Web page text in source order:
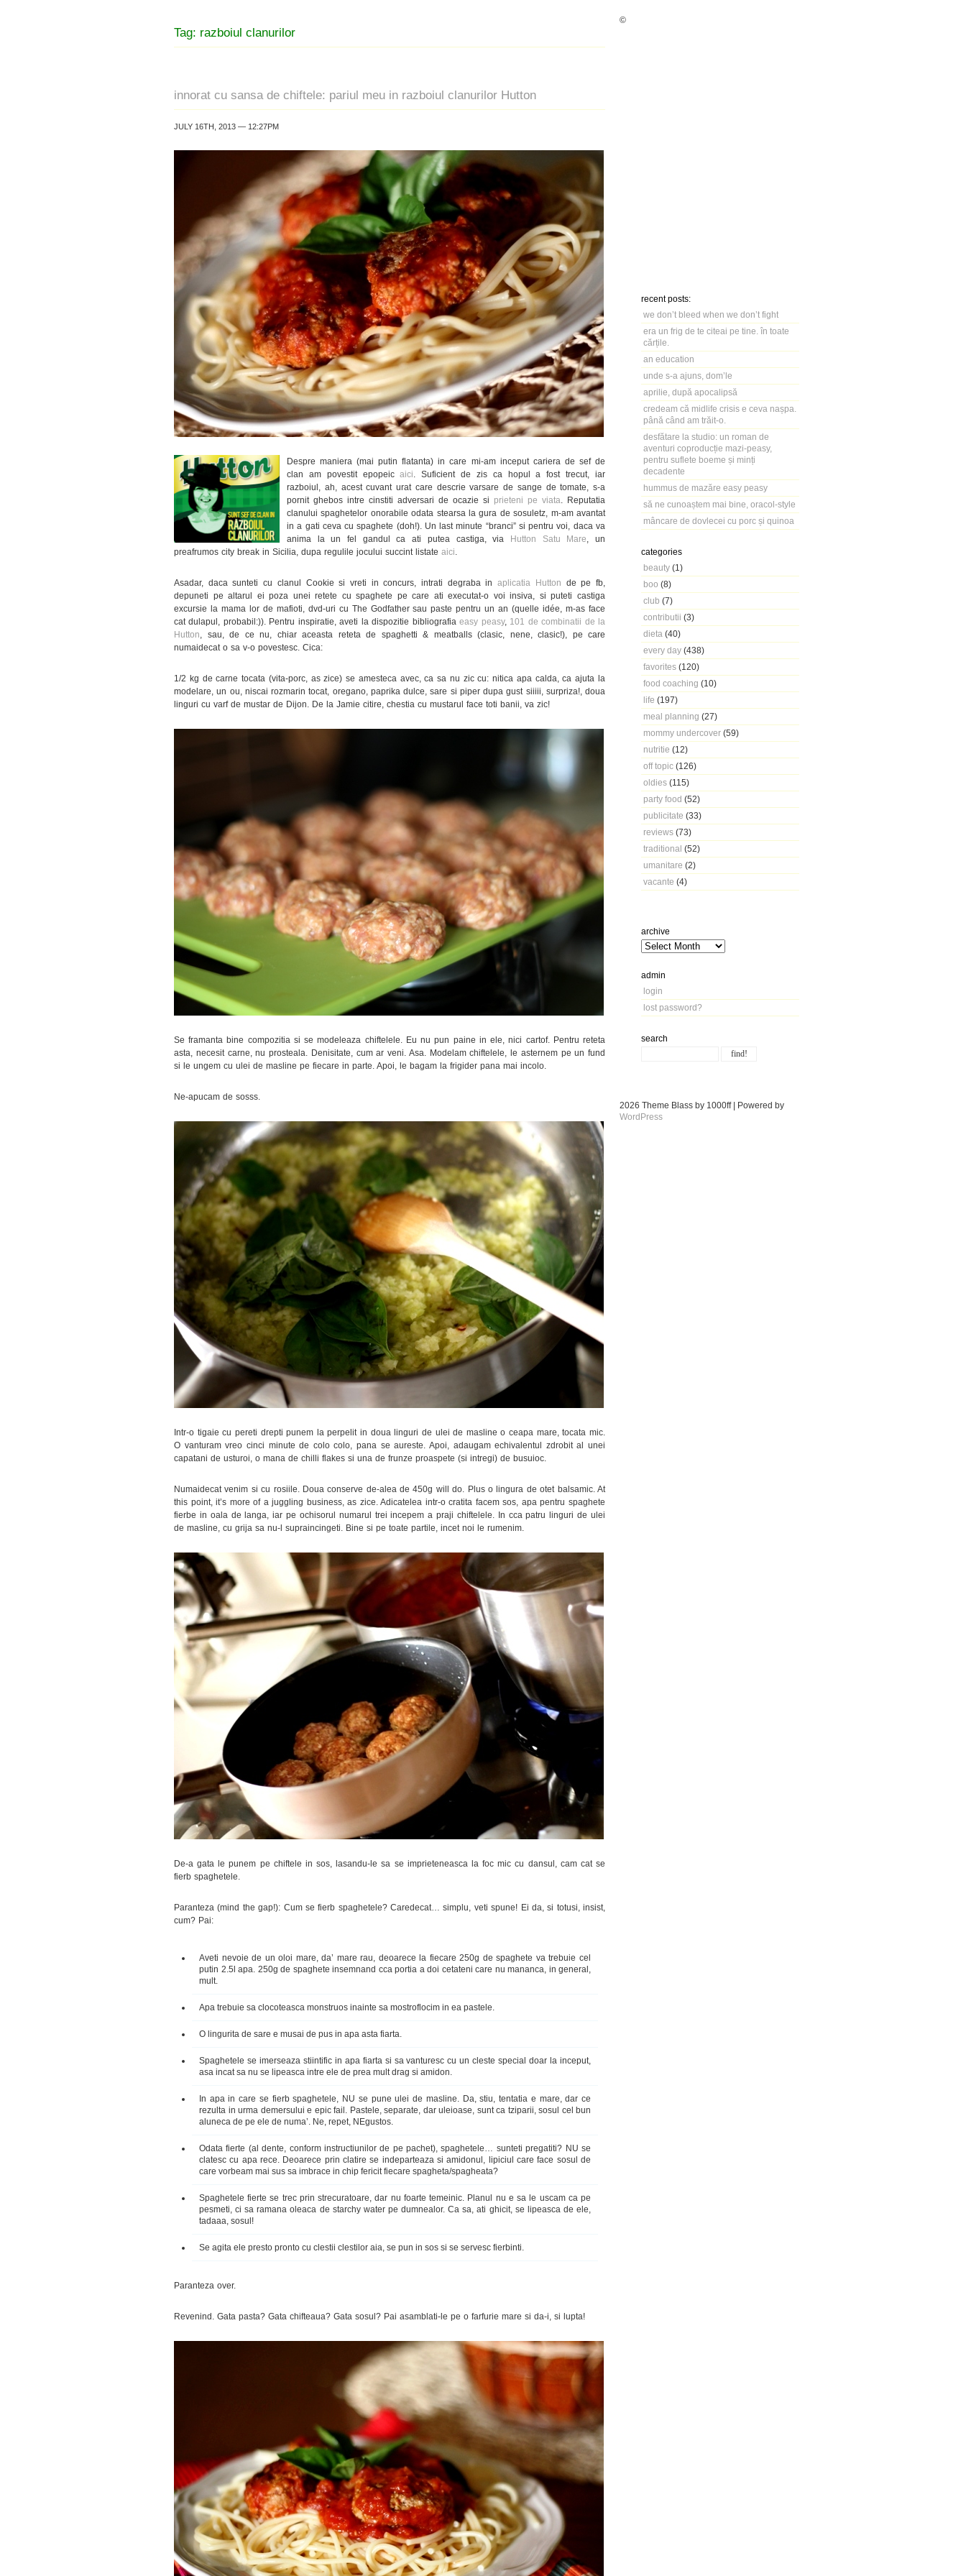
recent posts:
we don’t bleed when we don’t fight
era un frig de te citeai pe tine. în toate
cărțile.
an education
unde s-a ajuns, dom’le
aprilie, după apocalipsă
credeam că midlife crisis e ceva nașpa.
până când am trăit-o.
desfătare la studio: un roman de
aventuri coproducție mazi-peasy,
pentru suflete boeme și minți
decadente
hummus de mazăre easy peasy
să ne cunoaștem mai bine, oracol-style
mâncare de dovlecei cu porc și quinoa
categories
beauty (1)
boo (8)
club (7)
contributii (3)
dieta (40)
every day (438)
favorites (120)
food coaching (10)
life (197)
meal planning (27)
mommy undercover (59)
nutritie (12)
off topic (126)
oldies (115)
party food (52)
publicitate (33)
reviews (73)
traditional (52)
umanitare (2)
vacante (4)
archive
admin
login
lost password?
search
Tag: razboiul clanurilor
innorat cu sansa de chiftele: pariul meu in razboiul clanurilor Hutton
JULY 16TH, 2013 — 12:27PM
Despre maniera (mai putin flatanta) in care mi-am inceput cariera de sef de
clan am povestit epopeicaici
. Suficient de zis ca hopul a fost trecut, iar
razboiul, ah, acest cuvant urat care descrie varsare de sange de tomate, s-a
pornit ghebos intre cinstiti adversari de ocazie si prieteni pe viata . Reputatia
clanului spaghetelor onorabile odata stearsa la gura de sosuletz, m-am avantat
in a gati ceva cu spaghete (doh!). Un last minute “branci” si pentru voi, daca va
anima la un fel gandul ca ati putea castiga, via Hutton Satu Mare
, un
preafrumos city break in Sicilia, dupa regulile jocului succint listate aici
Asadar, daca sunteti cu clanul Cookie si vreti in concurs, intrati degraba inaplicatia Hutton de pe fb,
depuneti pe altarul ei poza unei retete cu spaghete pe care ati executat-o voi insiva, si puteti castiga
excursie la mama lor de mafioti, dvd-uri cu The Godfather sau paste pentru un an (quelle idée, m-as face
cat dulapul, probabil:)). Pentru inspiratie, aveti la dispozitie bibliografiaeasy peasy, 101 de combinatii de la
Hutton , sau, de ce nu, chiar aceasta reteta de spaghetti & meatballs (clasic, nene, clasic!), pe care
numaidecat o sa v-o povestesc. Cica:
1/2 kg de carne tocata (vita-porc, as zice) se amesteca avec, ca sa nu zic cu: nitica apa calda, ca ajuta la
modelare, un ou, niscai rozmarin tocat, oregano, paprika dulce, sare si piper dupa gust siiiii, surpriza!, doua
linguri cu varf de mustar de Dijon. De la Jamie citire, chestia cu mustarul face toti banii, va zic!
Se framanta bine compozitia si se modeleaza chiftelele. Eu nu pun paine in ele, nici cartof. Pentru reteta
asta, necesit carne, nu prosteala. Denisitate, cum ar veni. Asa. Modelam chiftelele, le asternem pe un fund
si le ungem cu ulei de masline pe fiecare in parte. Apoi, le bagam la frigider pana mai incolo.
Ne-apucam de sosss.
Intr-o tigaie cu pereti drepti punem la perpelit in doua linguri de ulei de masline o ceapa mare, tocata mic.
O vanturam vreo cinci minute de colo colo, pana se aureste. Apoi, adaugam echivalentul zdrobit al unei
capatani de usturoi, o mana de chilli flakes si una de frunze proaspete (si intregi) de busuioc.
Numaidecat venim si cu rosiile. Doua conserve de-alea de 450g will do. Plus o lingura de otet balsamic. At
this point, it’s more of a juggling business, as zice. Adicatelea intr-o cratita facem sos, apa pentru spaghete
fierbe in oala de langa, iar pe ochisorul numarul trei incepem a praji chiftelele. In cca patru linguri de ulei
de masline, cu grija sa nu-l supraincingeti. Bine si pe toate partile, incet noi le rumenim.
De-a gata le punem pe chiftele in sos, lasandu-le sa se imprieteneasca la foc mic cu dansul, cam cat se
fierb spaghetele.
Paranteza (mind the gap!): Cum se fierb spaghetele? Caredecat… simplu, veti spune! Ei da, si totusi, insist,
cum? Pai:
Aveti nevoie de un oloi mare, da’ mare rau, deoarece la fiecare 250g de spaghete va trebuie cel
putin 2.5l apa. 250g de spaghete insemnand cca portia a doi cetateni care nu mananca, in general,
mult.
Apa trebuie sa clocoteasca monstruos inainte sa mostroflocim in ea pastele.
O lingurita de sare e musai de pus in apa asta fiarta.
Spaghetele se imerseaza stiintific in apa fiarta si sa vanturesc cu un cleste special doar la inceput,
asa incat sa nu se lipeasca intre ele de prea mult drag si amidon.
In apa in care se fierb spaghetele, NU se pune ulei de masline. Da, stiu, tentatia e mare, dar ce
rezulta in urma demersului e epic fail. Pastele, separate, dar uleioase, sunt ca tziparii, sosul cel bun
aluneca de pe ele de numa’. Ne, repet, NEgustos.
Odata fierte (al dente, conform instructiunilor de pe pachet), spaghetele… sunteti pregatiti? NU se
clatesc cu apa rece. Deoarece prin clatire se indeparteaza si amidonul, lipiciul care face sosul de
care vorbeam mai sus sa imbrace in chip fericit fiecare spagheta/spagheata?
Spaghetele fierte se trec prin strecuratoare, dar nu foarte temeinic. Planul nu e sa le uscam ca pe
pesmeti, ci sa ramana oleaca de starchy water pe dumnealor. Ca sa, ati ghicit, se lipeasca de ele,
tadaaa, sosul!
Se agita ele presto pronto cu clestii clestilor aia, se pun in sos si se servesc fierbinti.
Paranteza over.
Revenind. Gata pasta? Gata chifteaua? Gata sosul? Pai asamblati-le pe o farfurie mare si da-i, si lupta!
©
2026 Theme Blass by 1000ff | Powered by
WordPress